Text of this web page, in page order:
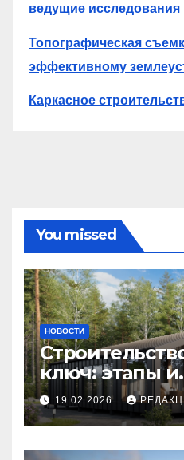
ведущие исследования
Топографическая
эффективному
Каркасное
You missed
НОВОСТИ
ключ: этапы и
19.02.2026